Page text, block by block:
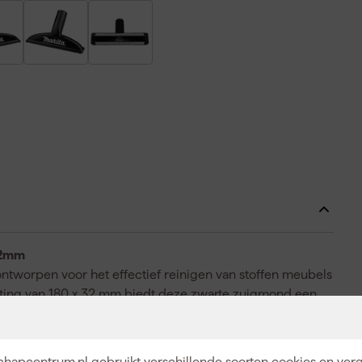
voor het effectief reinigen van stoffen meubels
van 180 x 32 mm biedt deze zwarte zuigmond een
vuil efficiënt worden verwijderd. Het platte ontwerp
gebogen oppervlakken. Deze accessoire is
uit de CL-, DCL- en DVC-series. Een praktische